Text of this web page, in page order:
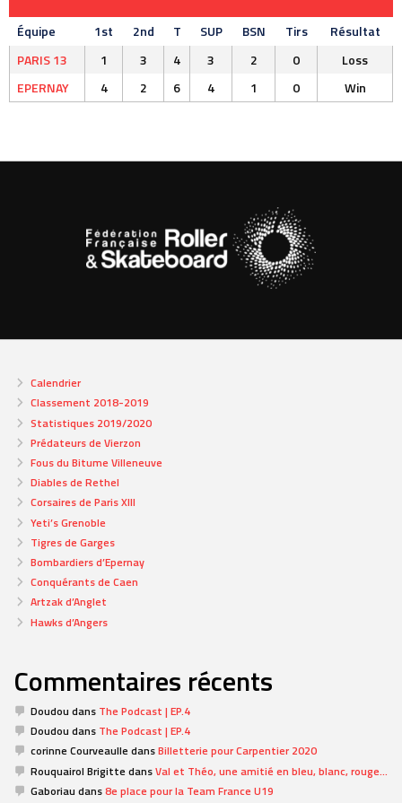
Équipe 1st 2nd T SUP BSN Tirs
Résultat
PARIS 13
1 3 4 3 2 0
Loss
EPERNAY
4 2 6 4 1 0 Win
Calendrier
Classement 2018-2019
Statistiques 2019/2020
Prédateurs de Vierzon
Fous du Bitume Villeneuve
Diables de Rethel
Corsaires de Paris XIII
Yeti’s Grenoble
Tigres de Garges
Bombardiers d’Epernay
Conquérants de Caen
Artzak d’Anglet
Hawks d’Angers
Commentaires récents
Doudou dans The Podcast | EP.4
Doudou dans The Podcast | EP.4
corinne CourveaulledansBilletterie pour Carpentier 2020
Rouquairol BrigittedansVal et Théo, une amitié en bleu, blanc, rouge…
Gaboriau dans8e place pour la Team France U19